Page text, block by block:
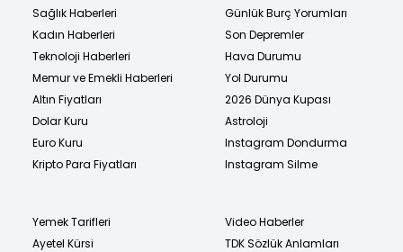
Sağlık Haberleri
Kadın Haberleri
Teknoloji Haberleri
Memur ve Emekli Haberleri
Altın Fiyatları
Dolar Kuru
Euro Kuru
Kripto Para Fiyatları
Günlük Burç Yorumları
Son Depremler
Hava Durumu
Yol Durumu
2026 Dünya Kupası
Astroloji
Instagram Dondurma
Instagram Silme
Yemek Tarifleri
Ayetel Kürsi
Video Haberler
TDK Sözlük Anlamları